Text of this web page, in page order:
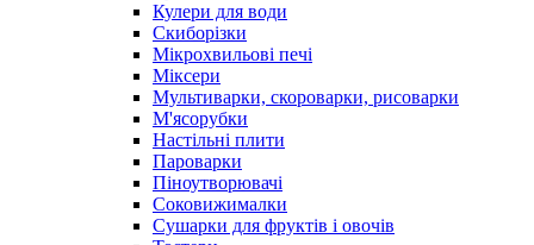
Кулери для води
Скиборізки
Мікрохвильові печі
Міксери
Мультиварки, скороварки, рисоварки
М'ясорубки
Настільні плити
Пароварки
Піноутворювачі
Соковижималки
Сушарки для фруктів і овочів